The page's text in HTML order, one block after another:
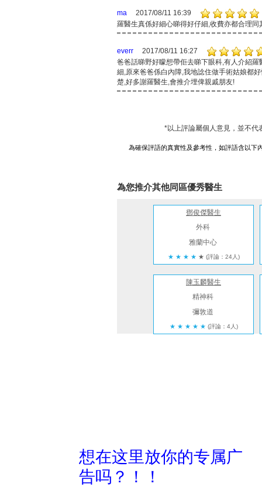
ma
2017/08/11 16:39
羅醫生真係好細心睇得好仔細,收費亦都合理
everr
2017/08/11 16:27
爸爸話睇野好矇想帶佢去睇下眼科,有人介紹
細,原來爸爸係白內障,我地諗住做手術姑娘都
楚,好多謝羅醫生,會推介埋俾親戚朋友!
*以上評論屬個人意見，並不代
為確保評語的真實性及參考性，如評語含以下
為您推介其他同區優秀醫生
鄧俊傑醫生
外科
雅蘭中心
★ ★ ★ ★ ★ (評論：24人)
陳玉麟醫生
精神科
彌敦道
★ ★ ★ ★ ★ (評論：4人)